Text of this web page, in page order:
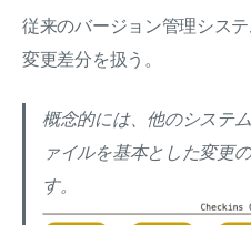
従来のバージョン管理シス
変更差分を扱う。
概念的には、他のシステ
ァイルを基本とした変更
す。